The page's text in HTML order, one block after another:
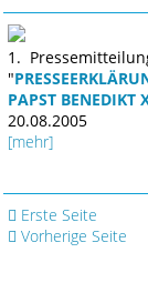
1.
"
PAPST
20.08.2005
[mehr]
Erste Seite
Vorherige Seite